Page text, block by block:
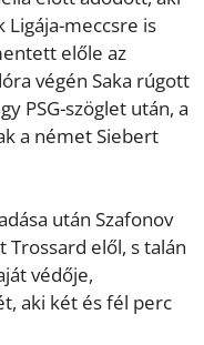
meccsre is
előle az
végén Saka rúgott
PSG-szöglet után, a
a német Siebert
után Szafonov
elől, s talán
védője,
aki két és fél perc